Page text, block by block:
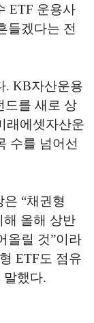
ETF 운용사
들겠다는 전
. KB자산운용
드를 새로 상
래에셋자산운
수를 넘어선
“채권형
해 올해 상반
올릴 것”이라
ETF도 점유
말했다.